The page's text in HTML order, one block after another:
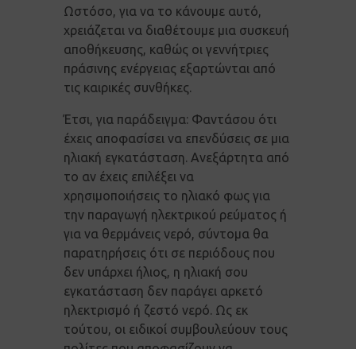
Ωστόσο, για να το κάνουμε αυτό,
χρειάζεται να διαθέτουμε μια συσκευή
αποθήκευσης, καθώς οι γεννήτριες
πράσινης ενέργειας εξαρτώνται από
τις καιρικές συνθήκες.
Έτσι, για παράδειγμα: Φαντάσου ότι
έχεις αποφασίσει να επενδύσεις σε μια
ηλιακή εγκατάσταση. Ανεξάρτητα από
το αν έχεις επιλέξει να
χρησιμοποιήσεις το ηλιακό φως για
την παραγωγή ηλεκτρικού ρεύματος ή
για να θερμάνεις νερό, σύντομα θα
παρατηρήσεις ότι σε περιόδους που
δεν υπάρχει ήλιος, η ηλιακή σου
εγκατάσταση δεν παράγει αρκετό
ηλεκτρισμό ή ζεστό νερό. Ως εκ
τούτου, οι ειδικοί συμβουλεύουν τους